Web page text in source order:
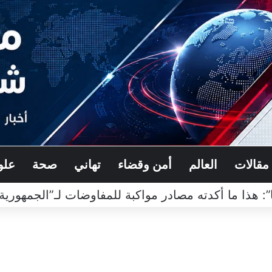
مقالات العالم أمن وقضاء تهاني صحة
هذا ما أكدته مصادر مواكبة للمفاوضات